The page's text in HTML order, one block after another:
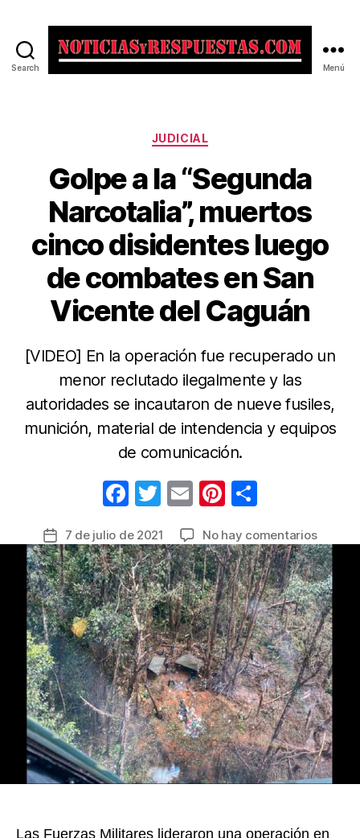
Search Menú
Categorías
JUDICIAL
Golpe a la “Segunda
Narcotalia”, muertos
cinco disidentes luego
de combates en San
Vicente del Caguán
[VIDEO] En la operación fue recuperado un
menor reclutado ilegalmente y las
autoridades se incautaron de nueve fusiles,
munición, material de intendencia y equipos
de comunicación.
F
c
e
b
o
o
k
T
itt
er
E
ail
Pi
er
e
st
m
p
ar
tir
Fecha
de
la
entrada
7 de julio de 2021 No hay comentariosen
Golpe
a
la
cinco
luego
de
en
San
Vicente
Las Fuerzas Militares lideraron una operación en